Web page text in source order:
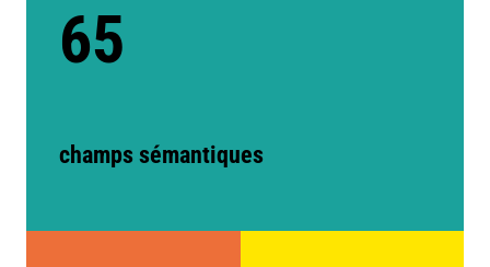
65
champs sémantiques